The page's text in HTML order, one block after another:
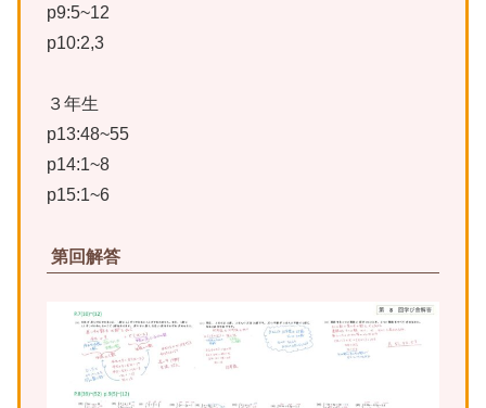
p9:5~12
p10:2,3
３年生
p13:48~55
p14:1~8
p15:1~6
第回解答